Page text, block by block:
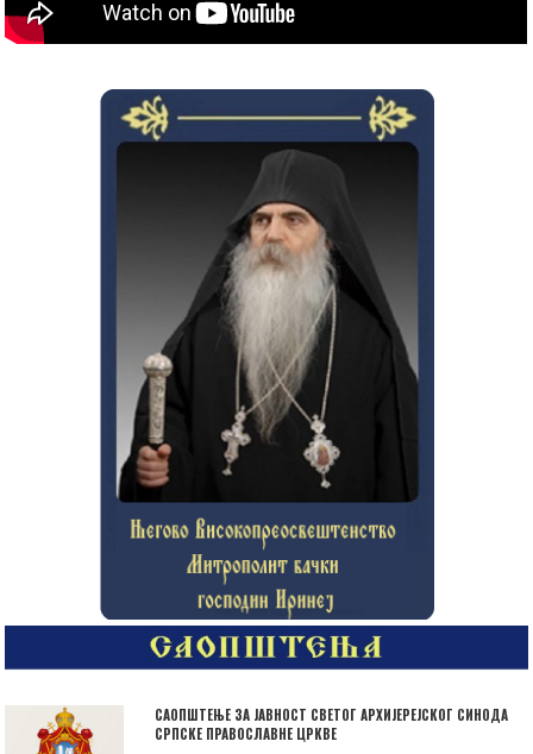
САОПШТЕЊЕ ЗА ЈАВНОСТ СВЕТОГ АРХИЈЕРЕЈСКОГ СИНОДА
СРПСКЕ ПРАВОСЛАВНЕ ЦРКВЕ